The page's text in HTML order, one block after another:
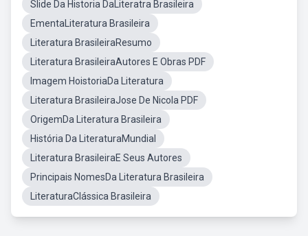
Slide Da Historia DaLiteratra Brasileira
EmentaLiteratura Brasileira
Literatura BrasileiraResumo
Literatura BrasileiraAutores E Obras PDF
Imagem HoistoriaDa Literatura
Literatura BrasileiraJose De Nicola PDF
OrigemDa Literatura Brasileira
História Da LiteraturaMundial
Literatura BrasileiraE Seus Autores
Principais NomesDa Literatura Brasileira
LiteraturaClássica Brasileira